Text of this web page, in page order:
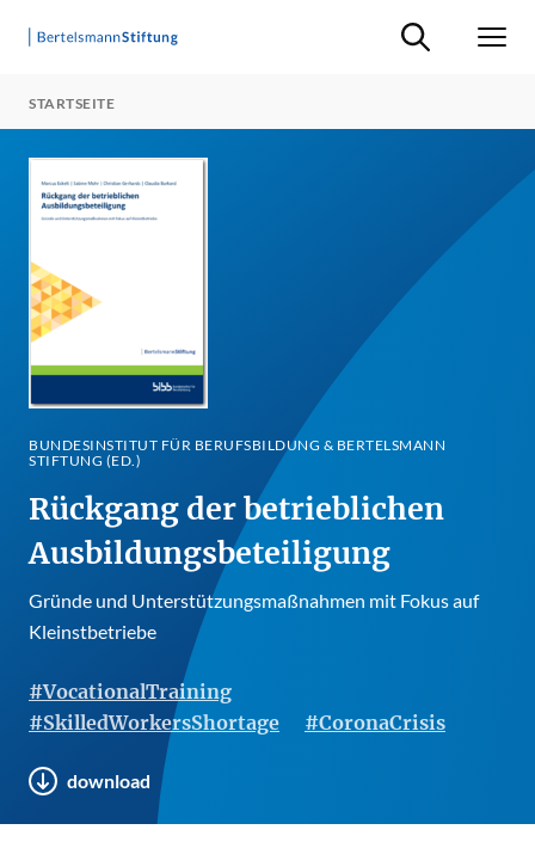
Suche ein-/
STARTSEITE
BUNDESINSTITUT FÜR BERUFSBILDUNG & BERTELSMANN
STIFTUNG (ED.)
Rückgang der betrieblichen
Ausbildungsbeteiligung
Gründe und Unterstützungsmaßnahmen mit Fokus auf
Kleinstbetriebe
#VocationalTraining
#SkilledWorkersShortage
#CoronaCrisis
download